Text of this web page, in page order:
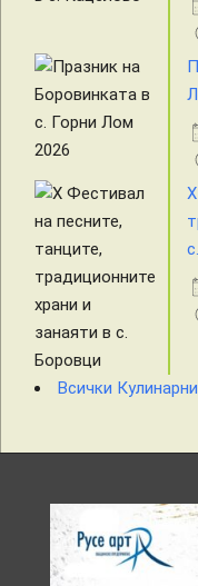
Всички